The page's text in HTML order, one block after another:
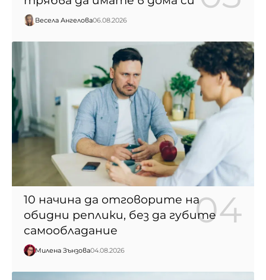
Весела Ангелова06.08.2026
10 начина да отговорите на
обидни реплики, без да губите
самообладание
Милена Зънзова04.08.2026